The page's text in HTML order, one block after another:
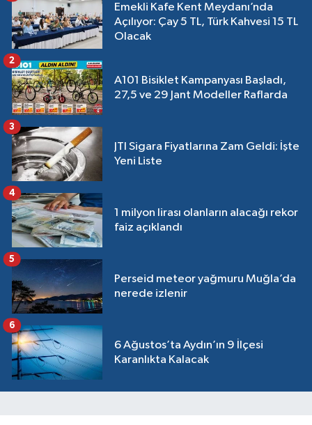
Emekli Kafe Kent Meydanı’nda
Açılıyor: Çay 5 TL, Türk Kahvesi 15 TL
Olacak
A101 Bisiklet Kampanyası Başladı,
27,5 ve 29 Jant Modeller Raflarda
2
JTI Sigara Fiyatlarına Zam Geldi: İşte
Yeni Liste
3
1 milyon lirası olanların alacağı rekor
faiz açıklandı
4
Perseid meteor yağmuru Muğla’da
nerede izlenir
5
6 Ağustos’ta Aydın’ın 9 İlçesi
Karanlıkta Kalacak
6